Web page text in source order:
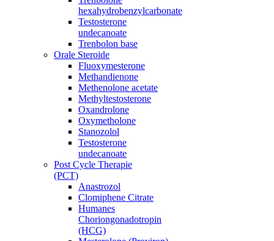
hexahydrobenzylcarbonate
Testosterone
undecanoate
Trenbolon base
Orale Steroide
Fluoxymesterone
Methandienone
Methenolone acetate
Methyltestosterone
Oxandrolone
Oxymetholone
Stanozolol
Testosterone
undecanoate
Post Cycle Therapie
(PCT)
Anastrozol
Clomiphene Citrate
Humanes
Choriongonadotropin
(HCG)